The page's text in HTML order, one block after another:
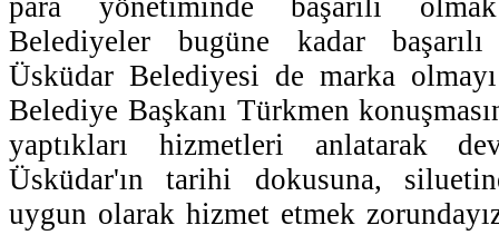
Belediyeler bugüne kadar
Üsküdar Belediyesi de marka
Belediye Başkanı Türkmen
yaptıkları hizmetleri anlatarak
Üsküdar'ın tarihi dokusuna,
uygun olarak hizmet etmek